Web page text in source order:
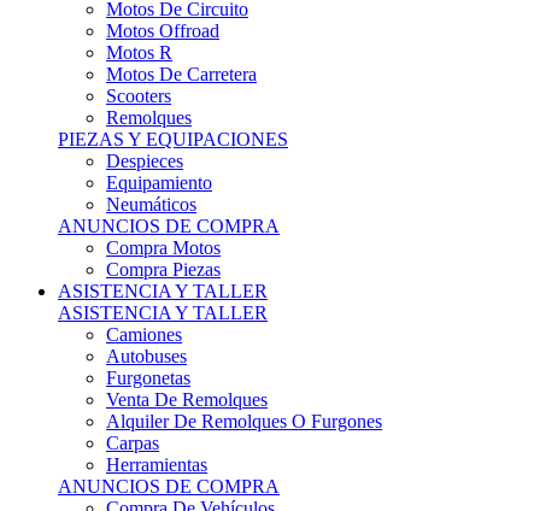
Motos R
Motos De Carretera
Scooters
Remolques
PIEZAS Y EQUIPACIONES
Despieces
Equipamiento
Neumáticos
ANUNCIOS DE COMPRA
Compra Motos
Compra Piezas
ASISTENCIA Y TALLER
ASISTENCIA Y TALLER
Camiones
Autobuses
Furgonetas
Venta De Remolques
Alquiler De Remolques O Furgones
Carpas
Herramientas
ANUNCIOS DE COMPRA
Compra De Vehículos
Compra De Herramientas